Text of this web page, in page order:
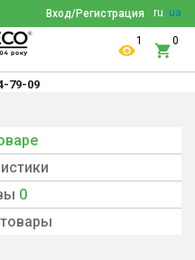
ru ua
Вход/Регистрация
1 0
79-09
0